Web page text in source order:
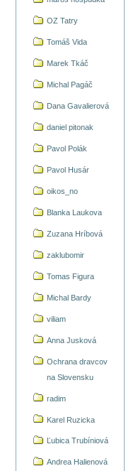
OZ Tatry
Tomáš Vida
Marek Tkáč
Michal Pagáč
Dana Gavalierová
daniel pitonak
Pavol Polák
Pavol Husár
oikos_no
Blanka Laukova
Zuzana Hríbová
zaklubomir
Tomas Figura
Michal Bardy
viliam
Anna Jusková
Ochrana dravcov
na Slovensku
radim
Karel Ruzicka
Ľubica Trubíniová
Andrea Halienová